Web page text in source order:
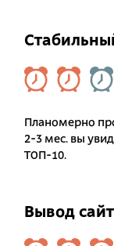
Планомерно
2-3 мес. вы
ТОП-10.
Вывод